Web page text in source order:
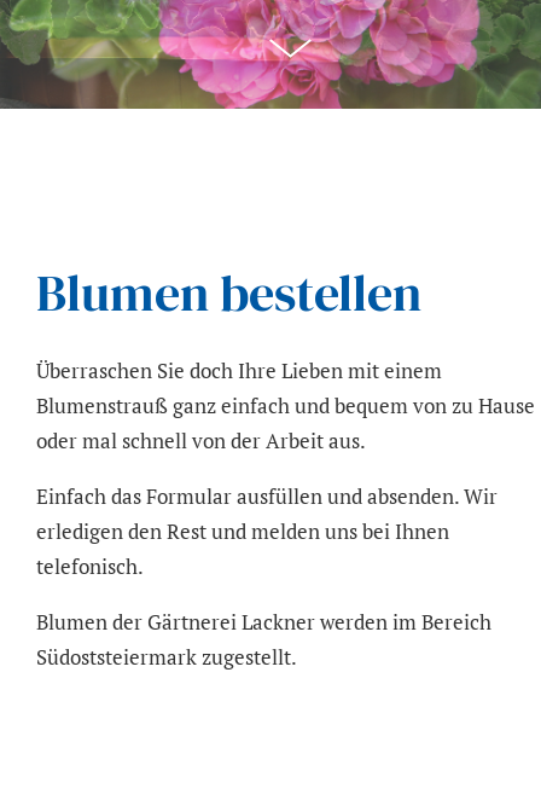
Blumen bestellen
Überraschen Sie doch Ihre Lieben mit einem
Blumenstrauß ganz einfach und bequem von zu Hause
oder mal schnell von der Arbeit aus.
Einfach das Formular ausfüllen und absenden. Wir
erledigen den Rest und melden uns bei Ihnen
telefonisch.
Blumen der Gärtnerei Lackner werden im Bereich
Südoststeiermark zugestellt.